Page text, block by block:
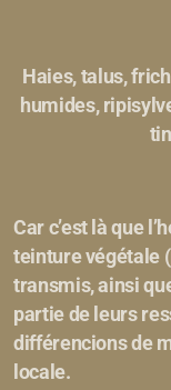
Haies, talus,
humides,
Car c’est là que
teinture végétale
transmis, ainsi
partie de leurs
différencions de
locale.